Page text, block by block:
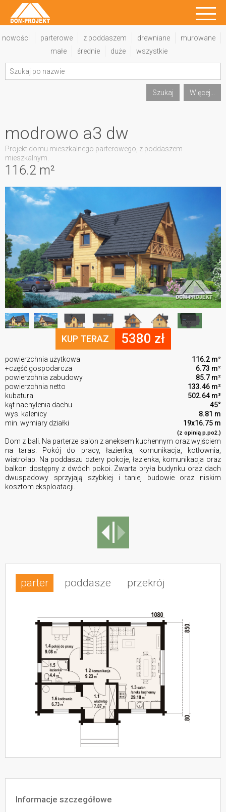
nowości parterowe z poddaszem drewniane
murowane
małe
średnie duże wszystkie
Szukaj Więcej...
116.2 m²
modrowo a3 dw
Projekt domu mieszkalnego parterowego, z poddaszem
mieszkalnym.
KUP TERAZ 5380 zł
powierzchnia użytkowa
116.2 m²
+część gospodarcza
6.73 m²
powierzchnia zabudowy
85.7 m²
powierzchnia netto
133.46 m²
kubatura
502.64 m³
kąt nachylenia dachu
45°
wys. kalenicy
8.81 m
min. wymiary działki
19x16.75 m
(z opinią p.poż.)
Dom z bali. Na parterze salon z aneksem kuchennym oraz wyjściem
na taras. Pokój do pracy, łazienka, komunikacja, kotłownia,
wiatrołap. Na poddaszu cztery pokoje, łazienka, komunikacja oraz
balkon dostępny z dwóch pokoi. Zwarta bryła budynku oraz dach
dwuspadowy sprzyjają szybkiej i taniej budowie oraz niskim
kosztom eksploatacji.
parter poddasze przekrój
Informacje szczegółowe